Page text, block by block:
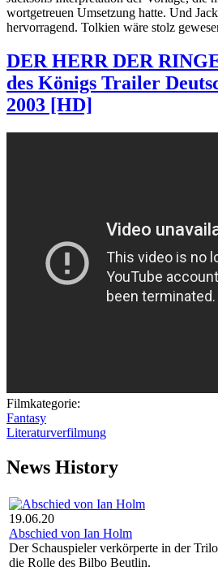
wortgetreuen Umsetzung hatte. Und
hervorragend. Tolkien wäre stolz
DER HERR DER
des Königs Trailer
2003 [HD]
Filmkategorie:
Fantasy
Literaturverfilmung
News History
19.06.20
Abschied von Ian Holm
Der Schauspieler verkörperte in der
die Rolle des Bilbo Beutlin.